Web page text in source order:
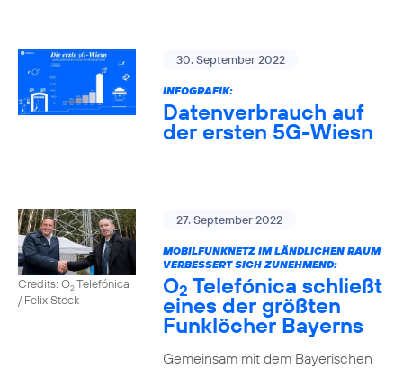
30. September 2022
INFOGRAFIK:
Datenverbrauch auf
der ersten 5G-Wiesn
Credits: O2Telefónica
/ Felix Steck
27. September 2022
MOBILFUNKNETZ IM LÄNDLICHEN RAUM
VERBESSERT SICH ZUNEHMEND:
O2 Telefónica schließt
eines der größten
Funklöcher Bayerns
Gemeinsam mit dem Bayerischen